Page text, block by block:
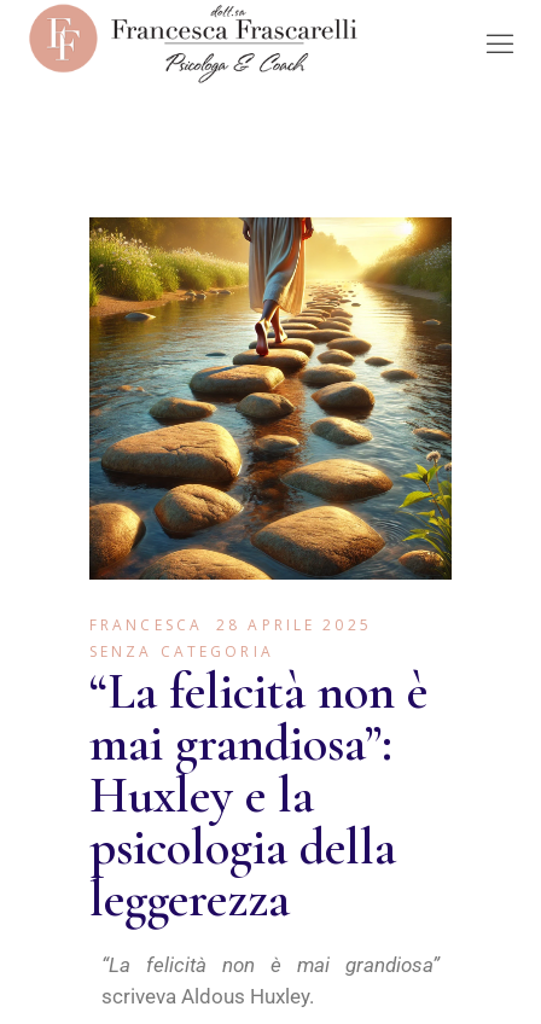
FRANCESCA
28 APRILE 2025
SENZA CATEGORIA
“La felicità non è
mai grandiosa”:
Huxley e la
psicologia della
leggerezza
“La felicità non è mai grandiosa”
scriveva Aldous Huxley.